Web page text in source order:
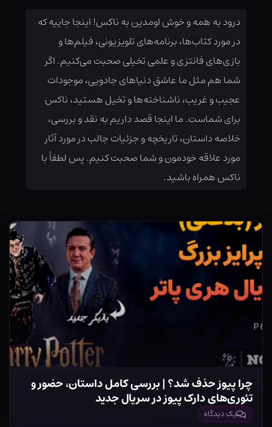
درود به همه و خوش اومدین به ناکس! اینجا جاییه که
در مورد کتاب‌ها، برنامه‌های تلویزیونی، فیلم‌ها و
بازی‌های فانتزی و علمی تخیلی صحبت می‌کنیم. اگر
شما هم مثل ما عاشق دنیاهای جادویی، موجودات
عجیب و غریب، ناشناخته‌ها و تخیل هستید، ناکس
برای شماست. ما اینجا قصد داریم به نقد و بررسی،
خلاصه داستان، تاریخچه و جزئیات جالب در مورد آثار
مورد علاقه خودمون و شما صحبت کنیم. پس لطفاً با
ناکس همراه باشید.
چرا پیوز حذف شد؟ | بررسی کامل داستان، حضور و
تئوری‌های دارک پیوز در سریال جدید
یک دیدگاه